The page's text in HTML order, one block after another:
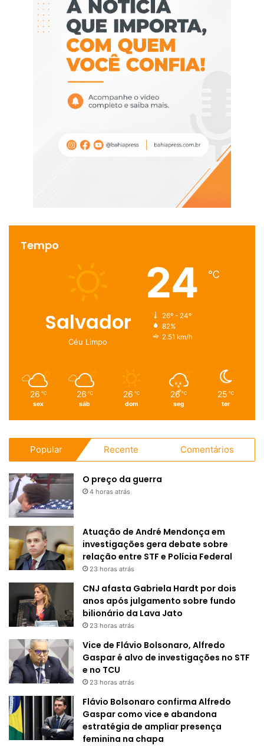
Tempo
Salvador
Céu Limpo
24 ℃
26º - 24º
82%
2.51 km/h
26 ℃
sex
26 ℃
sáb
26 ℃
dom
26 ℃
seg
25 ℃
ter
Popular Recente Comentários
O preço da guerra
4 horas atrás
Atuação de André Mendonça em
investigações gera debate sobre
relação entre STF e Polícia Federal
23 horas atrás
CNJ afasta Gabriela Hardt por dois
anos após julgamento sobre fundo
bilionário da Lava Jato
23 horas atrás
Vice de Flávio Bolsonaro, Alfredo
Gaspar é alvo de investigações no STF
e no TCU
23 horas atrás
Flávio Bolsonaro confirma Alfredo
Gaspar como vice e abandona
estratégia de ampliar presença
feminina na chapa